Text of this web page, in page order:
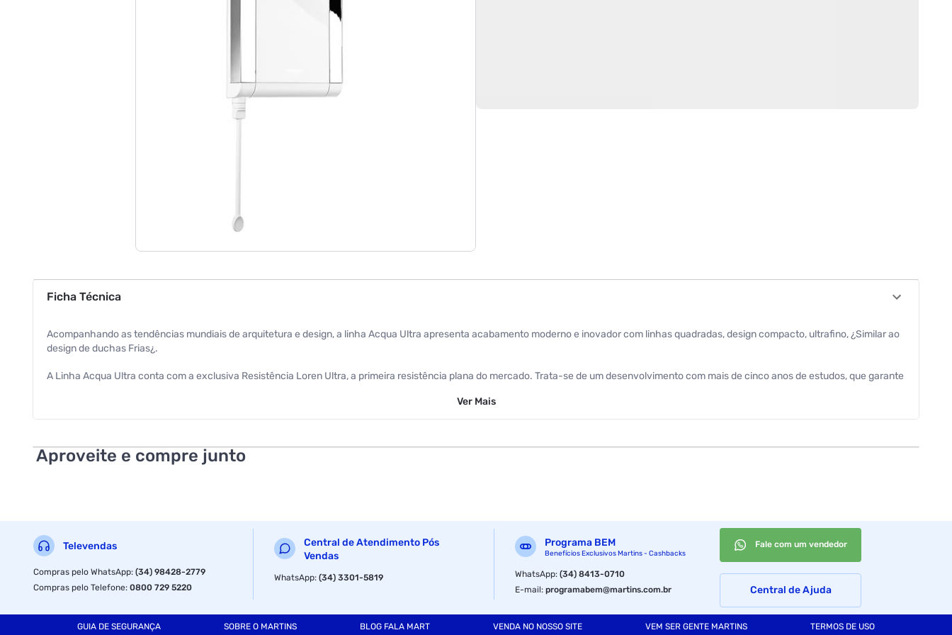
Ficha Técnica
Acompanhando as tendências mundiais de arquitetura e design, a linha Acqua Ultra apresenta acabamento moderno e inovador com linhas quadradas, design compacto, ultrafino, ¿Similar ao
design de duchas Frias¿.
A Linha Acqua Ultra conta com a exclusiva Resistência Loren Ultra, a primeira resistência plana do mercado. Trata-se de um desenvolvimento com mais de cinco anos de estudos, que garante
pressão. - Exclusiva resistência Loren Ultra - Longa duração em comparação as resistências comuns. - Resistência de troca rápida Loren Ultra: Exclusivo cartucho que garante uma troca
garantia.
Ver Mais
Aproveite e compre junto
Televendas
Compras pelo WhatsApp:(34) 98428-2779
Compras pelo Telefone:0800 729 5220
Central de Atendimento Pós
Vendas
WhatsApp:(34) 3301-5819
Programa BEM
Benefícios Exclusivos Martins - Cashbacks
WhatsApp:(34) 8413-0710
E-mail:programabem@martins.com.br
Fale com um vendedor
Central de Ajuda
GUIA DE SEGURANÇA SOBRE O MARTINS BLOG FALA MART VENDA NO NOSSO SITE VEM SER GENTE MARTINS TERMOS DE USO